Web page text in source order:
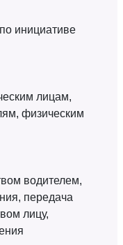
инициативе
лицам,
физическим
водителем,
передача
лицу,